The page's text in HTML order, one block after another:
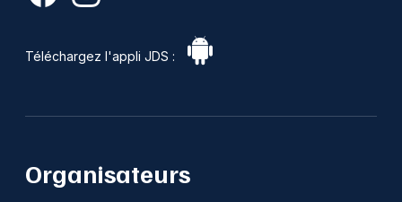
Téléchargez l'appli JDS :
Organisateurs